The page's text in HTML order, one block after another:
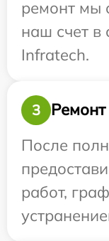
ремонт мы
наш счет в
Infratech.
3
Ремонт
После
работ,